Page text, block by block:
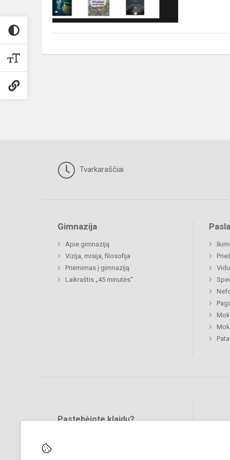
Zarambaite
Tvarkaraščiai
Gimnazija
Apie gimnaziją
Vizija, misija, filosofija
Priėmimas į gimnaziją
Laikraštis „45 minutės“
Pastebėjote klaidų?